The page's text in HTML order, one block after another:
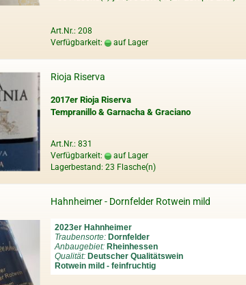
Art.Nr.: 208
Verfügbarkeit:
auf Lager
Rioja Riserva
2017er Rioja Riserva
Tempranillo & Garnacha & Graciano
Art.Nr.: 831
Verfügbarkeit:
auf Lager
Lagerbestand: 23 Flasche(n)
Hahnheimer - Dornfelder Rotwein mild
2023er Hahnheimer
Traubensorte: Dornfelder
Anbaugebiet: Rheinhessen
Qualität: Deutscher Qualitätswein
Rotwein mild - feinfruchtig